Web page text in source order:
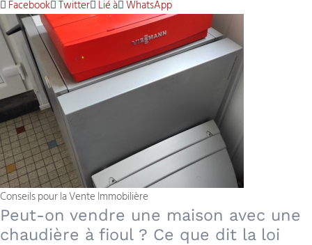
Facebook Twitter Lié à WhatsApp
Conseils pour la Vente Immobilière
Peut-on vendre une maison avec une
chaudière à fioul ? Ce que dit la loi